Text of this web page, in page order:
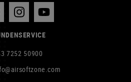
7252 50900